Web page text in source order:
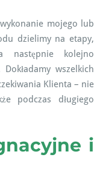
mojego lub
dzielimy na etapy,
kolejno
wszelkich
Klienta – nie
podczas długiego
i